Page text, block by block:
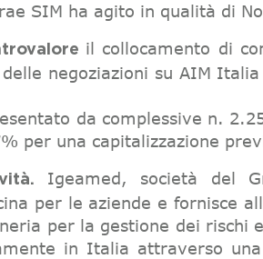
SIM ha agito in qualità di
il collocamento di
negoziazioni su AIM
da complessive n.
per una capitalizzazione
Igeamed, società del
per le aziende e fornisce
per la gestione dei rischi
in Italia attraverso